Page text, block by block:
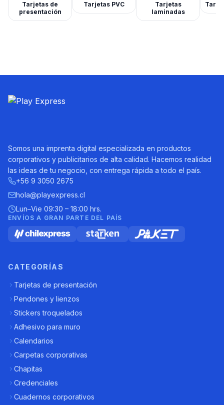
Tarjetas de
presentación
Tarjetas PVC
Tarjetas
laminadas
Somos una imprenta digital especializada en productos
corporativos y publicitarios de alta calidad. Hacemos realidad
las ideas de tu negocio, con entrega rápida a todo el país.
+56 9 3050 2675
hola@playexpress.cl
Lun–Vie 09:30 – 18:00 hrs.
ENVÍOS A GRAN PARTE DEL PAÍS
CATEGORÍAS
Tarjetas de presentación
Pendones y lienzos
Stickers troquelados
Adhesivo para muro
Calendarios
Carpetas corporativas
Chapitas
Credenciales
Cuadernos corporativos